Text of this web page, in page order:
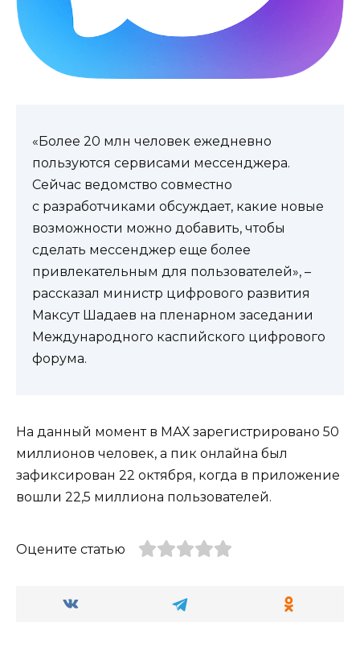
«Более 20 млн человек ежедневно
пользуются сервисами мессенджера.
Сейчас ведомство совместно
с разработчиками обсуждает, какие новые
возможности можно добавить, чтобы
сделать мессенджер еще более
привлекательным для пользователей», –
рассказал министр цифрового развития
Максут Шадаев на пленарном заседании
Международного каспийского цифрового
форума.
На данный момент в МАХ зарегистрировано 50
миллионов человек, а пик онлайна был
зафиксирован 22 октября, когда в приложение
вошли 22,5 миллиона пользователей.
Оцените статью